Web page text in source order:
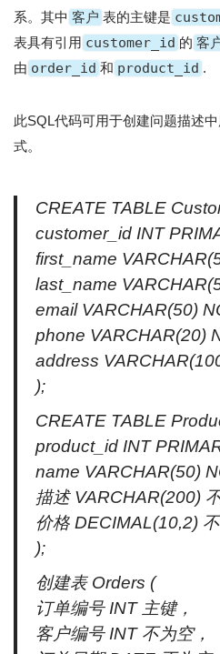
系。其中 客户 表的主键是
表具有引用 customer_id 的 客
由 order_id 和 product_id .
此SQL代码可用于创建问题描述
式。
CREATE TABLE
customer_id INT
first_name
last_name
email VARCHAR(50)
phone VARCHAR(20)
address
);
CREATE TABLE
product_id INT
name VARCHAR(50)
描述 VARCHAR(200)
价格 DECIMAL(10,2)
);
创建表 Orders (
订单编号 INT 主键，
客户编号 INT 不为空，